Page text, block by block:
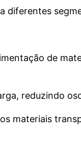
diferentes
de
reduzindo
materiais